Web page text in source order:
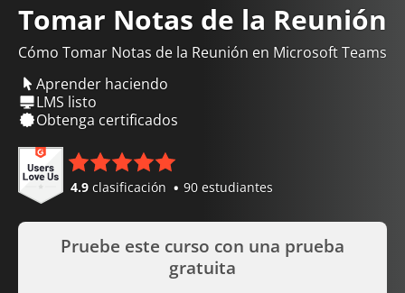
Tomar Notas de la Reunión
Cómo Tomar Notas de la Reunión en Microsoft Teams
Aprender haciendo
LMS listo
Obtenga certificados
4.9 clasificación 90 estudiantes
Pruebe este curso con una prueba
gratuita